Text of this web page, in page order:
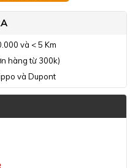
và < 5 Km
hàng từ 300k)
và Dupont